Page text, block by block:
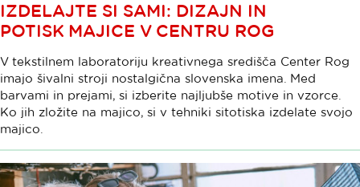
IZDELAJTE SI SAMI: DIZAJN IN
POTISK MAJICE V CENTRU ROG
V tekstilnem laboratoriju kreativnega središča Center Rog
imajo šivalni stroji nostalgična slovenska imena. Med
barvami in prejami, si izberite najljubše motive in vzorce.
Ko jih zložite na majico, si v tehniki sitotiska izdelate svojo
majico.